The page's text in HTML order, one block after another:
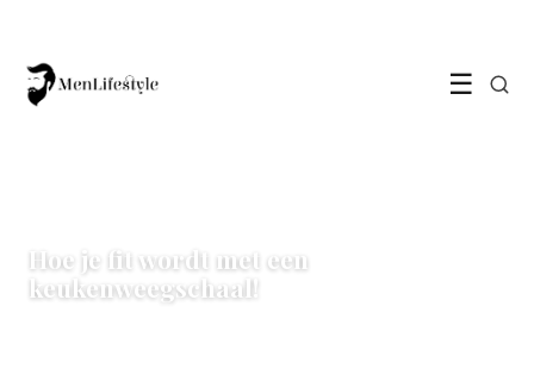
☰
Hoe je fit wordt met een
keukenweegschaal!